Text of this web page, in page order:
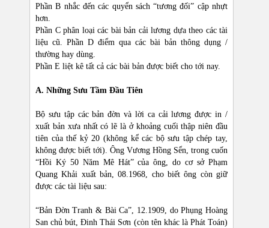
Phần B nhắc đến các quyển sách “tương đối” cập nhựt
hơn.
Phần C phân loại các bài bản cải lương dựa theo các tài
liệu cũ. Phần D điểm qua các bài bản thông dụng /
thường hay dùng.
Phần E liệt kê tất cả các bài bản được biết cho tới nay.
A. Những Sưu Tầm Đầu Tiên
Bộ sưu tập các bản đờn và lời ca cải lương được in /
xuất bản xưa nhất có lẽ là ở khoảng cuối thập niên đầu
tiên của thế kỷ 20 (không kể các bộ sưu tập chép tay,
không được biết tới). Ông Vương Hồng Sển, trong cuốn
“Hồi Ký 50 Năm Mê Hát” của ông, do cơ sở Phạm
Quang Khải xuất bản, 08.1968, cho biết ông còn giữ
được các tài liệu sau:
“Bản Đờn Tranh & Bài Ca”, 12.1909, do Phụng Hoàng
San chủ bút, Đinh Thái Sơn (còn tên khác là Phát Toán)